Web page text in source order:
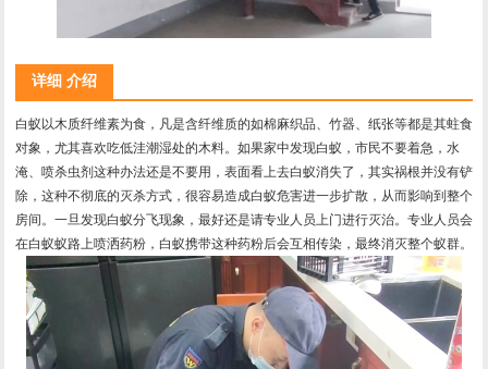
详细 介绍
白蚁以木质纤维素为食，凡是含纤维质的如棉麻织品、竹器、纸张等都是其蛀食
对象，尤其喜欢吃低洼潮湿处的木料。如果家中发现白蚁，市民不要着急，水
淹、喷杀虫剂这种办法还是不要用，表面看上去白蚁消失了，其实祸根并没有铲
除，这种不彻底的灭杀方式，很容易造成白蚁危害进一步扩散，从而影响到整个
房间。一旦发现白蚁分飞现象，最好还是请专业人员上门进行灭治。专业人员会
在白蚁蚁路上喷洒药粉，白蚁携带这种药粉后会互相传染，最终消灭整个蚁群。